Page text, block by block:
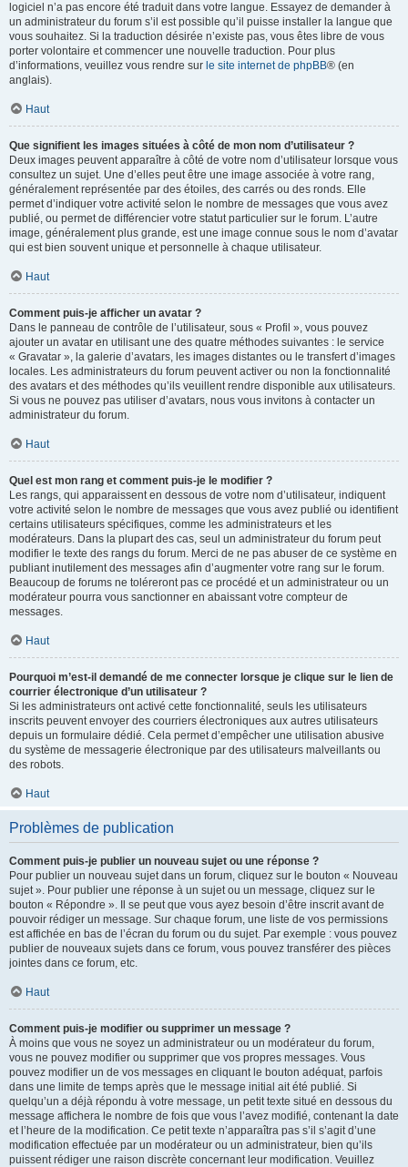
logiciel n’a pas encore été traduit dans votre langue. Essayez de demander à
un administrateur du forum s’il est possible qu’il puisse installer la langue que
vous souhaitez. Si la traduction désirée n’existe pas, vous êtes libre de vous
porter volontaire et commencer une nouvelle traduction. Pour plus
d’informations, veuillez vous rendre sur le site internet de phpBB® (en
anglais).
Haut
Que signifient les images situées à côté de mon nom d’utilisateur ?
Deux images peuvent apparaître à côté de votre nom d’utilisateur lorsque vous
consultez un sujet. Une d’elles peut être une image associée à votre rang,
généralement représentée par des étoiles, des carrés ou des ronds. Elle
permet d’indiquer votre activité selon le nombre de messages que vous avez
publié, ou permet de différencier votre statut particulier sur le forum. L’autre
image, généralement plus grande, est une image connue sous le nom d’avatar
qui est bien souvent unique et personnelle à chaque utilisateur.
Haut
Comment puis-je afficher un avatar ?
Dans le panneau de contrôle de l’utilisateur, sous « Profil », vous pouvez
ajouter un avatar en utilisant une des quatre méthodes suivantes : le service
« Gravatar », la galerie d’avatars, les images distantes ou le transfert d’images
locales. Les administrateurs du forum peuvent activer ou non la fonctionnalité
des avatars et des méthodes qu’ils veuillent rendre disponible aux utilisateurs.
Si vous ne pouvez pas utiliser d’avatars, nous vous invitons à contacter un
administrateur du forum.
Haut
Quel est mon rang et comment puis-je le modifier ?
Les rangs, qui apparaissent en dessous de votre nom d’utilisateur, indiquent
votre activité selon le nombre de messages que vous avez publié ou identifient
certains utilisateurs spécifiques, comme les administrateurs et les
modérateurs. Dans la plupart des cas, seul un administrateur du forum peut
modifier le texte des rangs du forum. Merci de ne pas abuser de ce système en
publiant inutilement des messages afin d’augmenter votre rang sur le forum.
Beaucoup de forums ne toléreront pas ce procédé et un administrateur ou un
modérateur pourra vous sanctionner en abaissant votre compteur de
messages.
Haut
Pourquoi m’est-il demandé de me connecter lorsque je clique sur le lien de
courrier électronique d’un utilisateur ?
Si les administrateurs ont activé cette fonctionnalité, seuls les utilisateurs
inscrits peuvent envoyer des courriers électroniques aux autres utilisateurs
depuis un formulaire dédié. Cela permet d’empêcher une utilisation abusive
du système de messagerie électronique par des utilisateurs malveillants ou
des robots.
Haut
Problèmes de publication
Comment puis-je publier un nouveau sujet ou une réponse ?
Pour publier un nouveau sujet dans un forum, cliquez sur le bouton « Nouveau
sujet ». Pour publier une réponse à un sujet ou un message, cliquez sur le
bouton « Répondre ». Il se peut que vous ayez besoin d’être inscrit avant de
pouvoir rédiger un message. Sur chaque forum, une liste de vos permissions
est affichée en bas de l’écran du forum ou du sujet. Par exemple : vous pouvez
publier de nouveaux sujets dans ce forum, vous pouvez transférer des pièces
jointes dans ce forum, etc.
Haut
Comment puis-je modifier ou supprimer un message ?
À moins que vous ne soyez un administrateur ou un modérateur du forum,
vous ne pouvez modifier ou supprimer que vos propres messages. Vous
pouvez modifier un de vos messages en cliquant le bouton adéquat, parfois
dans une limite de temps après que le message initial ait été publié. Si
quelqu’un a déjà répondu à votre message, un petit texte situé en dessous du
message affichera le nombre de fois que vous l’avez modifié, contenant la date
et l’heure de la modification. Ce petit texte n’apparaîtra pas s’il s’agit d’une
modification effectuée par un modérateur ou un administrateur, bien qu’ils
puissent rédiger une raison discrète concernant leur modification. Veuillez